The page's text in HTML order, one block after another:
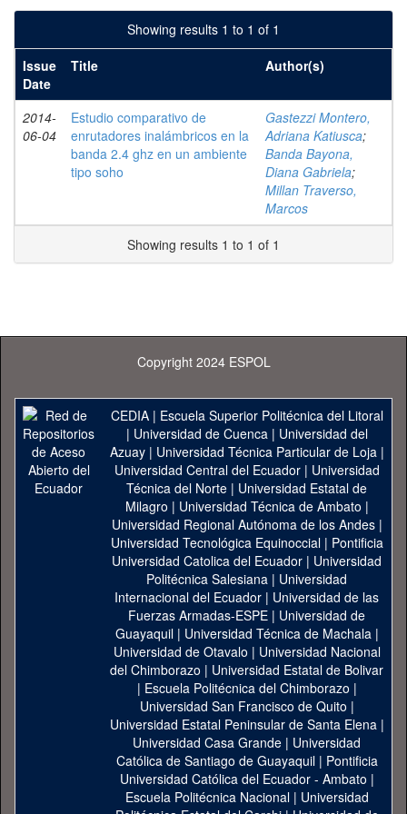
Showing results 1 to 1 of 1
Issue
Date
Title Author(s)
2014-
06-04
Estudio comparativo de
enrutadores inalámbricos en la
banda 2.4 ghz en un ambiente
tipo soho
Gastezzi Montero,
Adriana Katiusca;
Banda Bayona,
Diana Gabriela;
Millan Traverso,
Marcos
Showing results 1 to 1 of 1
Copyright 2024 ESPOL
CEDIA| Escuela Superior Politécnica del Litoral
| Universidad de Cuenca| Universidad del
Azuay| Universidad Técnica Particular de Loja|
Universidad Central del Ecuador| Universidad
Técnica del Norte | Universidad Estatal de
Milagro | Universidad Técnica de Ambato |
Universidad Regional Autónoma de los Andes|
Universidad Tecnológica Equinoccial| Pontificia
Universidad Catolica del Ecuador | Universidad
Politécnica Salesiana | Universidad
Internacional del Ecuador | Universidad de las
Fuerzas Armadas-ESPE | Universidad de
Guayaquil| Universidad Técnica de Machala|
Universidad de Otavalo | Universidad Nacional
del Chimborazo | Universidad Estatal de Bolivar
| Escuela Politécnica del Chimborazo |
Universidad San Francisco de Quito |
Universidad Estatal Peninsular de Santa Elena|
Universidad Casa Grande | Universidad
Católica de Santiago de Guayaquil| Pontificia
Universidad Católica del Ecuador - Ambato |
Escuela Politécnica Nacional| Universidad